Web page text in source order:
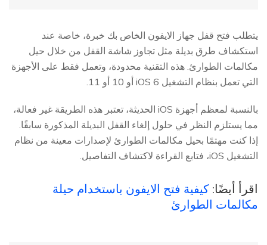
يتطلب فتح قفل جهاز الايفون الخاص بك خبرة، خاصة عند
استكشاف طرق بديلة مثل تجاوز شاشة القفل من خلال حيل
مكالمات الطوارئ. هذه التقنية محدودة، وتعمل فقط على الأجهزة
التي تعمل بنظام التشغيل iOS 6 أو 10 أو 11.
بالنسبة لمعظم أجهزة iOS الحديثة، تعتبر هذه الطريقة غير فعالة،
مما يستلزم النظر في حلول إلغاء القفل البديلة المذكورة سابقًا.
إذا كنت مهتمًا بحيل مكالمات الطوارئ لإصدارات معينة من نظام
التشغيل iOS، فتابع القراءة لاكتشاف التفاصيل.
اقرأ أيضًا: كيفية فتح الايفون باستخدام حيلة
مكالمات الطوارئ